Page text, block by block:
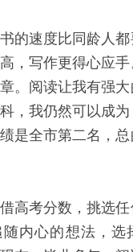
的速度比同龄人
，写作更得心应
。阅读让我有强大
，我仍然可以成
是全市第二名，
高考分数，挑选任
内心的想法，选